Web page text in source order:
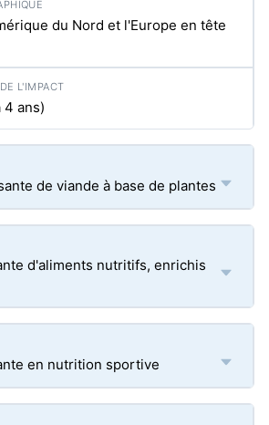
du Nord et l'Europe en tête
4 ans)
de viande à base de plantes
d'aliments nutritifs, enrichis
en nutrition sportive